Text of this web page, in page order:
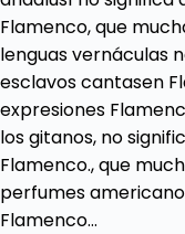
Flamenco, que
lenguas vernáculas
esclavos cantasen
expresiones
los gitanos, no
Flamenco., que
perfumes
Flamenco…